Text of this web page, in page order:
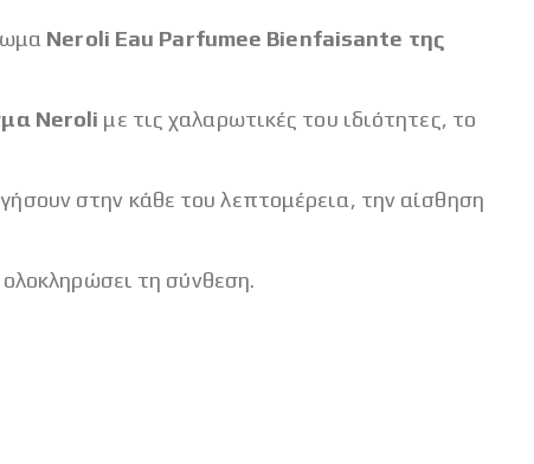
Neroli Eau Parfumee Bienfaisante της
Neroli με τις χαλαρωτικές του ιδιότητες, το
στην κάθε του λεπτομέρεια, την αίσθηση
τη σύνθεση.